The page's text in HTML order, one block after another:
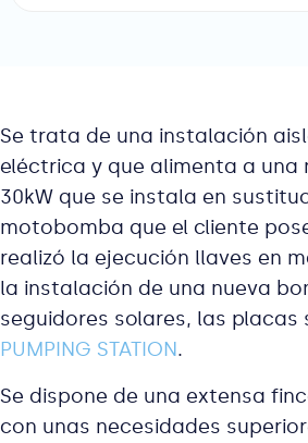
Se trata de una instalación
eléctrica y que alimenta a una
30kW que se instala en
motobomba que el cliente
realizó la ejecución llaves en
la instalación de una nueva
seguidores solares, las placas
PUMPING STATION.
Se dispone de una extensa
con unas necesidades